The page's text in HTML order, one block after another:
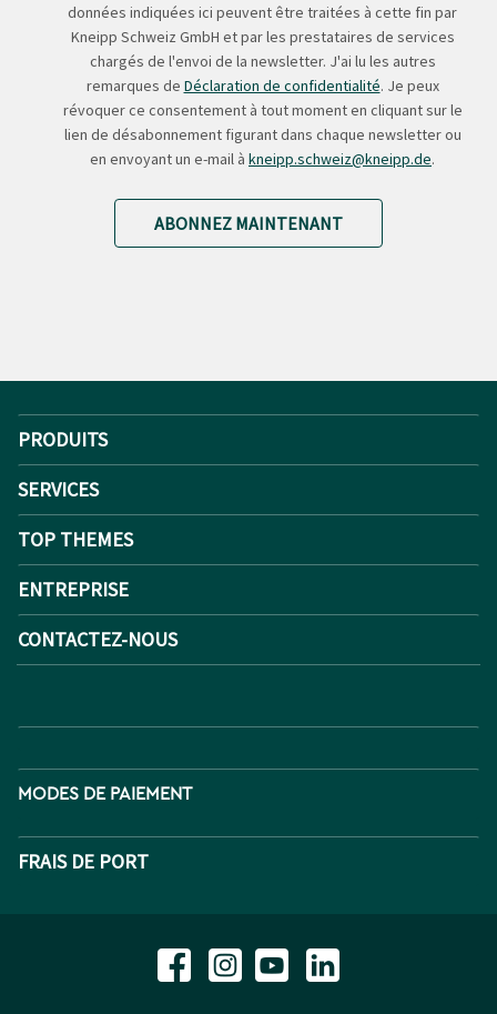
données indiquées ici peuvent être traitées à cette fin par
Kneipp Schweiz GmbH et par les prestataires de services
chargés de l'envoi de la newsletter. J'ai lu les autres
remarques de Déclaration de confidentialité. Je peux
révoquer ce consentement à tout moment en cliquant sur le
lien de désabonnement figurant dans chaque newsletter ou
en envoyant un e-mail à kneipp.schweiz@kneipp.de.
ABONNEZ MAINTENANT
PRODUITS
SERVICES
TOP THEMES
ENTREPRISE
CONTACTEZ-NOUS
MODES DE PAIEMENT
FRAIS DE PORT